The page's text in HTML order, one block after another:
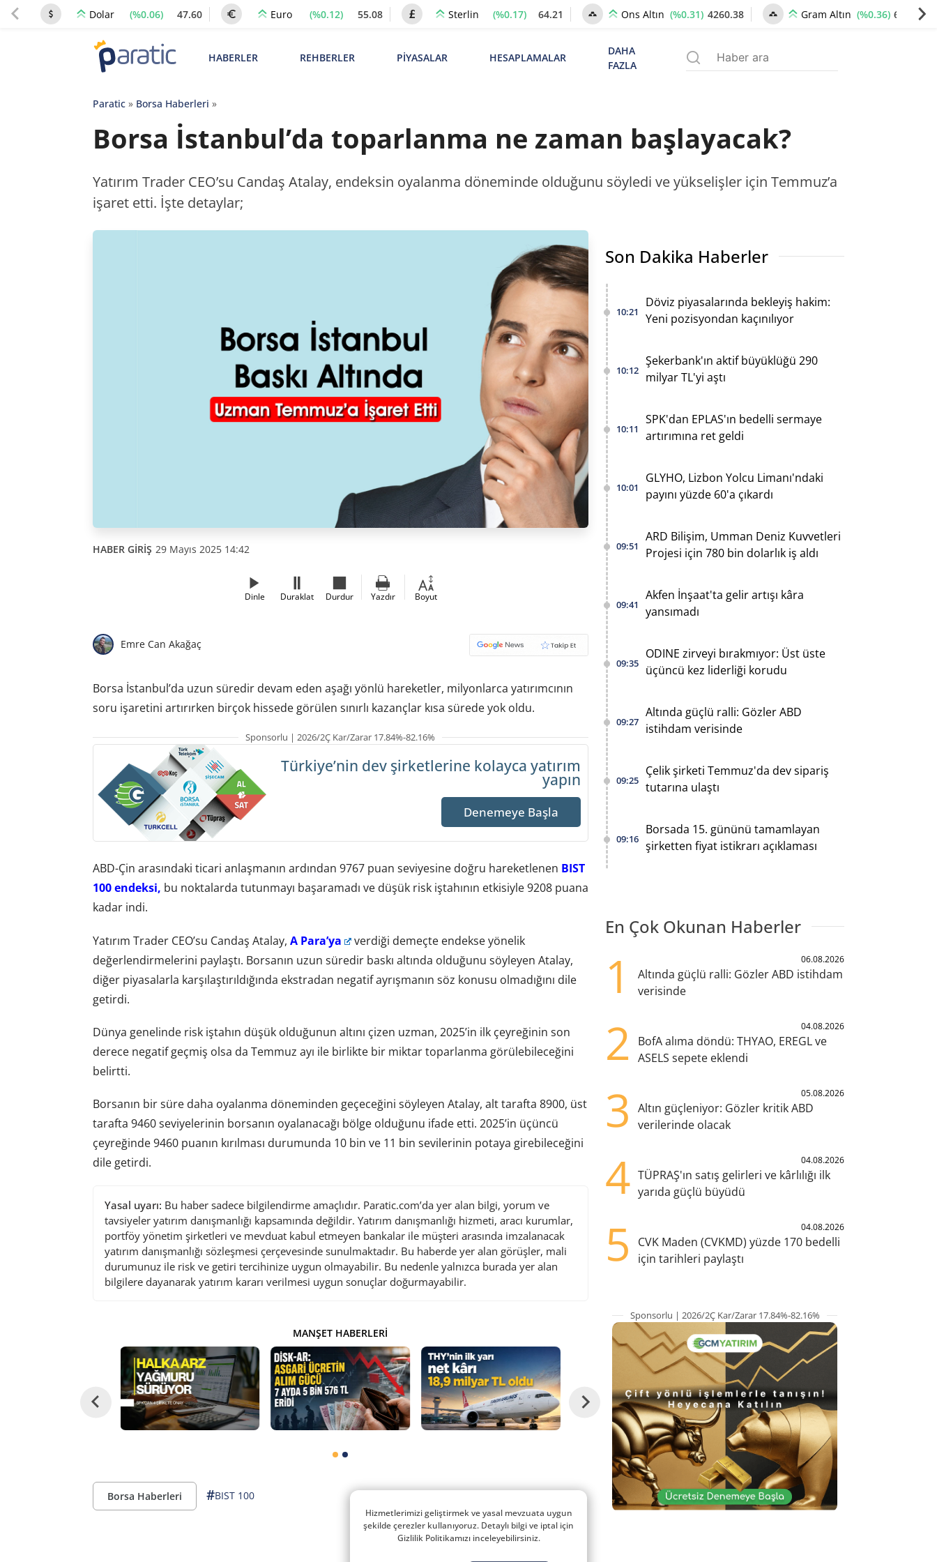
Dolar (%0.06) 47.60 Euro (%0.12) 55.08 Sterlin (%0.17) 64.21 Ons Altın (%0.31) 4260.38 Gram Altın (%0.36) 6519.75
HABERLER REHBERLER PİYASALAR HESAPLAMALAR
DAHA
FAZLA
Paratic» Borsa Haberleri »
Borsa İstanbul’da toparlanma ne zaman başlayacak?
Yatırım Trader CEO’su Candaş Atalay, endeksin oyalanma döneminde olduğunu söyledi ve yükselişler için Temmuz’a
işaret etti. İşte detaylar;
HABER GİRİŞ 29 Mayıs 2025 14:42
Dinle Duraklat Durdur Yazdır Boyut
Emre Can Akağaç
Borsa İstanbul’da uzun süredir devam eden aşağı yönlü hareketler, milyonlarca yatırımcının
soru işaretini artırırken birçok hissede görülen sınırlı kazançlar kısa sürede yok oldu.
Sponsorlu | 2026/2Ç Kar/Zarar 17.84%-82.16%
Türkiye’nin dev şirketlerine kolayca yatırım
yapın
Denemeye Başla
ABD-Çin arasındaki ticari anlaşmanın ardından 9767 puan seviyesine doğru hareketlenen BIST
100 endeksi, bu noktalarda tutunmayı başaramadı ve düşük risk iştahının etkisiyle 9208 puana
kadar indi.
Yatırım Trader CEO’su Candaş Atalay, A Para’ya
verdiği demeçte endekse yönelik
değerlendirmelerini paylaştı. Borsanın uzun süredir baskı altında olduğunu söyleyen Atalay,
diğer piyasalarla karşılaştırıldığında ekstradan negatif ayrışmanın söz konusu olmadığını dile
getirdi.
Dünya genelinde risk iştahın düşük olduğunun altını çizen uzman, 2025’in ilk çeyreğinin son
derece negatif geçmiş olsa da Temmuz ayı ile birlikte bir miktar toparlanma görülebileceğini
belirtti.
Borsanın bir süre daha oyalanma döneminden geçeceğini söyleyen Atalay, alt tarafta 8900, üst
tarafta 9460 seviyelerinin borsanın oyalanacağı bölge olduğunu ifade etti. 2025’in üçüncü
çeyreğinde 9460 puanın kırılması durumunda 10 bin ve 11 bin sevilerinin potaya girebileceğini
dile getirdi.
Yasal uyarı: Bu haber sadece bilgilendirme amaçlıdır. Paratic.com’da yer alan bilgi, yorum ve
tavsiyeler yatırım danışmanlığı kapsamında değildir. Yatırım danışmanlığı hizmeti, aracı kurumlar,
portföy yönetim şirketleri ve mevduat kabul etmeyen bankalar ile müşteri arasında imzalanacak
yatırım danışmanlığı sözleşmesi çerçevesinde sunulmaktadır. Bu haberde yer alan görüşler, mali
durumunuz ile risk ve getiri tercihinize uygun olmayabilir. Bu nedenle yalnızca burada yer alan
bilgilere dayanarak yatırım kararı verilmesi uygun sonuçlar doğurmayabilir.
MANŞET HABERLERI
Borsa Haberleri #BIST 100
Son Dakika Haberler
10:21
Döviz piyasalarında bekleyiş hakim:
Yeni pozisyondan kaçınılıyor
10:12
Şekerbank'ın aktif büyüklüğü 290
milyar TL'yi aştı
10:11
SPK'dan EPLAS'ın bedelli sermaye
artırımına ret geldi
10:01
GLYHO, Lizbon Yolcu Limanı'ndaki
payını yüzde 60'a çıkardı
09:51
ARD Bilişim, Umman Deniz Kuvvetleri
Projesi için 780 bin dolarlık iş aldı
09:41
Akfen İnşaat'ta gelir artışı kâra
yansımadı
09:35
ODINE zirveyi bırakmıyor: Üst üste
üçüncü kez liderliği korudu
09:27
Altında güçlü ralli: Gözler ABD
istihdam verisinde
09:25
Çelik şirketi Temmuz'da dev sipariş
tutarına ulaştı
09:16
Borsada 15. gününü tamamlayan
şirketten fiyat istikrarı açıklaması
En Çok Okunan Haberler
1 06.08.2026
Altında güçlü ralli: Gözler ABD istihdam
verisinde
2 04.08.2026
BofA alıma döndü: THYAO, EREGL ve
ASELS sepete eklendi
3 05.08.2026
Altın güçleniyor: Gözler kritik ABD
verilerinde olacak
4 04.08.2026
TÜPRAŞ'ın satış gelirleri ve kârlılığı ilk
yarıda güçlü büyüdü
5 04.08.2026
CVK Maden (CVKMD) yüzde 170 bedelli
için tarihleri paylaştı
Sponsorlu | 2026/2Ç Kar/Zarar 17.84%-82.16%
Hizmetlerimizi geliştirmek ve yasal mevzuata uygun
şekilde çerezler kullanıyoruz. Detaylı bilgi ve iptal için
Gizlilik Politikamızı inceleyebilirsiniz.